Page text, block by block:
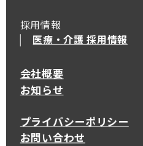
採用情報
医療・介護 採用情報
会社概要
お知らせ
プライバシーポリシー
お問い合わせ